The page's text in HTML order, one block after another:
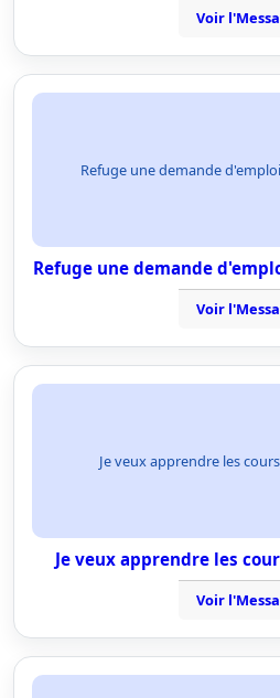
Voir
Refuge une demande
Refuge une demande
Voir
Je veux apprendre les
Je veux apprendre les
Voir